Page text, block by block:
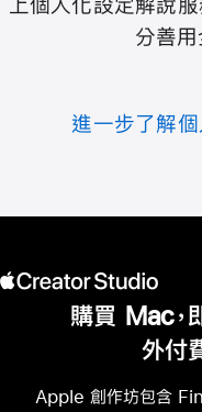
上個人化設定解說
分善用
進一步了解
購買 Mac，
外付
腳
Apple 創作坊包含